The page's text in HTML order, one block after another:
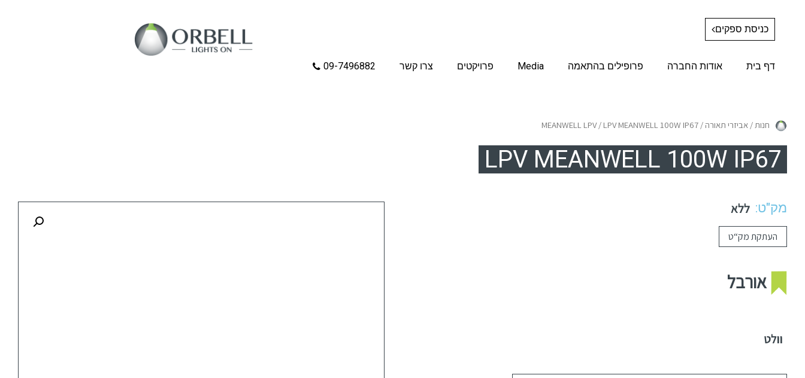
כניסת ספקים
דף בית אודות החברה פרופילים בהתאמה Media פרויקטים צרו קשר 09-7496882
חנות/אביזרי תאורה /
MEANWELL LPV/ LPV MEANWELL 100W IP67
LPV MEANWELL 100W IP67
מק"ט: ללא
העתקת מק“ט
אורבל
וולט